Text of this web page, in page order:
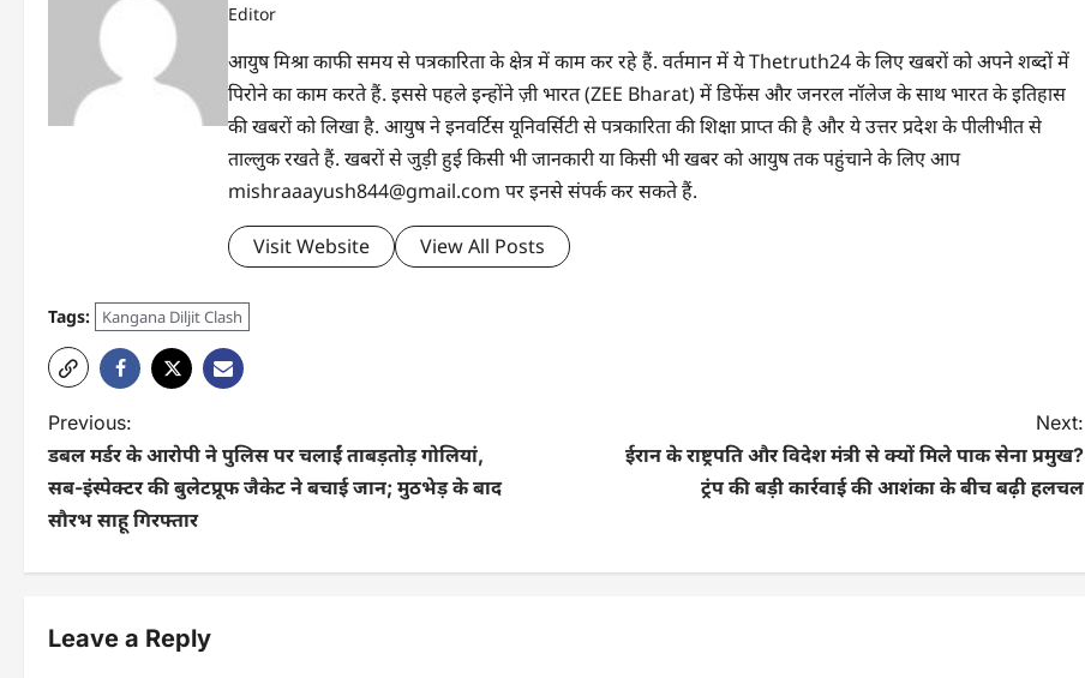
Editor
आयुष मिश्रा काफी समय से पत्रकारिता के क्षेत्र में काम कर रहे हैं. वर्तमान में ये Thetruth24 के लिए खबरों को अपने शब्दों में
पिरोने का काम करते हैं. इससे पहले इन्होंने ज़ी भारत (ZEE Bharat) में डिफेंस और जनरल नॉलेज के साथ भारत के इतिहास
की खबरों को लिखा है. आयुष ने इनवर्टिस यूनिवर्सिटी से पत्रकारिता की शिक्षा प्राप्त की है और ये उत्तर प्रदेश के पीलीभीत से
ताल्लुक रखते हैं. खबरों से जुड़ी हुई किसी भी जानकारी या किसी भी खबर को आयुष तक पहुंचाने के लिए आप
mishraaayush844@gmail.com पर इनसे संपर्क कर सकते हैं.
Visit Website View All Posts
Tags: Kangana Diljit Clash
Previous:
डबल मर्डर के आरोपी ने पुलिस पर चलाईं ताबड़तोड़ गोलियां,
सब-इंस्पेक्टर की बुलेटप्रूफ जैकेट ने बचाई जान; मुठभेड़ के बाद
सौरभ साहू गिरफ्तार
Next:
ईरान के राष्ट्रपति और विदेश मंत्री से क्यों मिले पाक सेना प्रमुख?
ट्रंप की बड़ी कार्रवाई की आशंका के बीच बढ़ी हलचल
Leave a Reply